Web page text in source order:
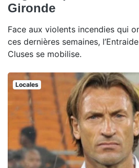
Gironde
Face aux violents incendies qui
ces dernières semaines,
Cluses se mobilise.
Locales